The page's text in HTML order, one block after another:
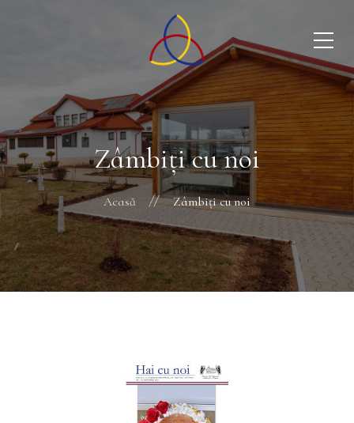
Zâmbiţi cu noi
Acasă Zâmbiţi cu noi